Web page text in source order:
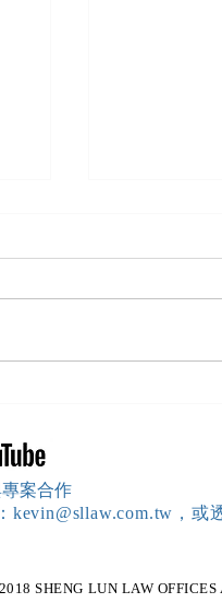
案合作
kevin@sllaw.com.tw，
SHENG LUN LAW